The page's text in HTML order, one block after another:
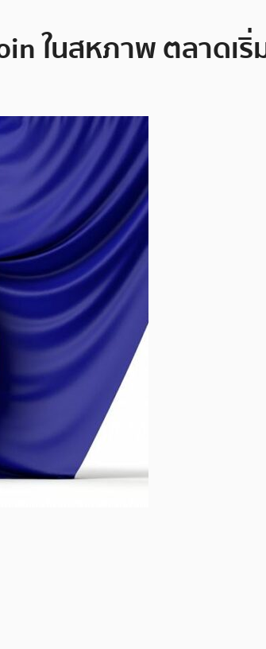
ในสหภาพ ตลาดเ